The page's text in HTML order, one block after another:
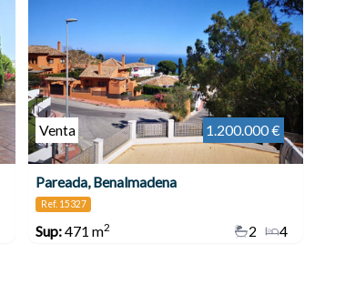
Venta 1.200.000 €
Pareada, Benalmadena
Ref. 15327
Sup:471 m2 4
2